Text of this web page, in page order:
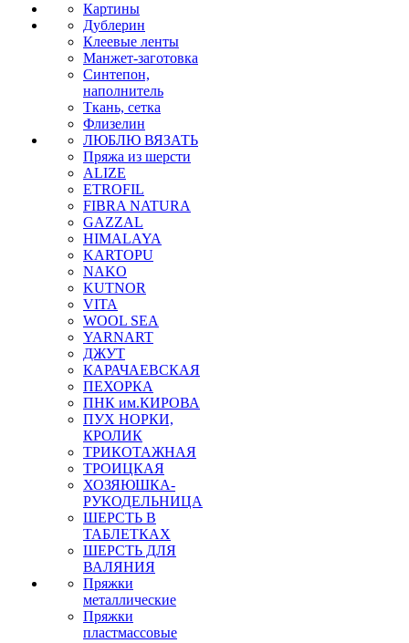
Картины
Дублерин
Клеевые ленты
Манжет-заготовка
Синтепон,
наполнитель
Ткань, сетка
Флизелин
ЛЮБЛЮ ВЯЗАТЬ
Пряжа из шерсти
ALIZE
ETROFIL
FIBRA NATURA
GAZZAL
HIMALAYA
KARTOPU
NAKO
KUTNOR
VITA
WOOL SEA
YARNART
ДЖУТ
КАРАЧАЕВСКАЯ
ПЕХОРКА
ПНК им.КИРОВА
ПУХ НОРКИ,
КРОЛИК
ТРИКОТАЖНАЯ
ТРОИЦКАЯ
ХОЗЯЮШКА-
РУКОДЕЛЬНИЦА
ШЕРСТЬ В
ТАБЛЕТКАХ
ШЕРСТЬ ДЛЯ
ВАЛЯНИЯ
Пряжки
металлические
Пряжки
пластмассовые